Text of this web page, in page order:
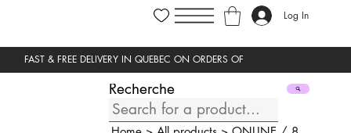
Log In
Recherche